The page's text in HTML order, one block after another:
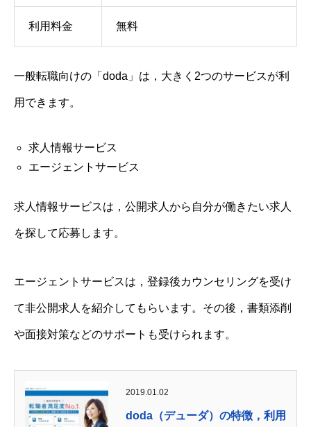
利用料金 無料
一般転職向けの「doda」は，大きく2つのサービスが利
用できます。
求人情報サービス
エージェントサービス
求人情報サービスは，公開求人から自分が働きたい求人
を探して応募します。
エージェントサービスは，登録後カウンセリングを受け
て非公開求人を紹介してもらいます。その後，書類添削
や面接対策などのサポートも受けられます。
2019.01.02
doda（デューダ）の特徴，利用